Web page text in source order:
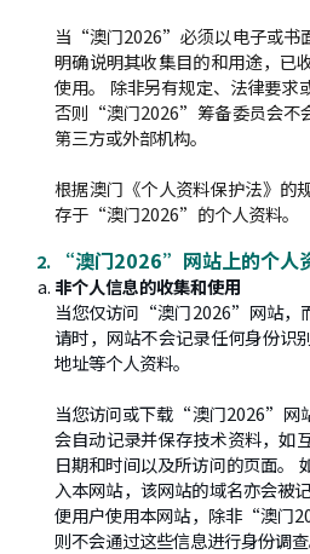
当“澳门2026”必须以电子或书
明确说明其收集目的和用途，已
使用。 除非另有规定、法律要求
否则“澳门2026”筹备委员会不
第三方或外部机构。
根据澳门《个人资料保护法》的
存于“澳门2026”的个人资料。
“澳门2026”网站上的个人
非个人信息的收集和使用
当您仅访问“澳门2026”网站，
请时，网站不会记录任何身份识
地址等个人资料。
当您访问或下载“澳门2026”网
会自动记录并保存技术资料，如
日期和时间以及所访问的页面。
入本网站，该网站的域名亦会被
便用户使用本网站，除非“澳门
则不会通过这些信息进行身份调查